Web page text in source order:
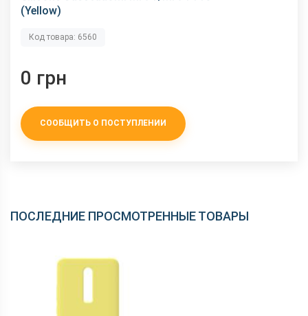
(Yellow)
Код товара: 6560
0 грн
СООБЩИТЬ О ПОСТУПЛЕНИИ
ПОСЛЕДНИЕ ПРОСМОТРЕННЫЕ ТОВАРЫ